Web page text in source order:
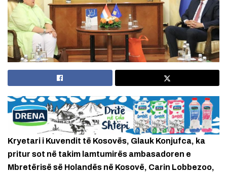
Kryetari i Kuvendit të Kosovës, Glauk Konjufca, ka
pritur sot në takim lamtumirës ambasadoren e
Mbretërisë së Holandës në Kosovë, Carin Lobbezoo,